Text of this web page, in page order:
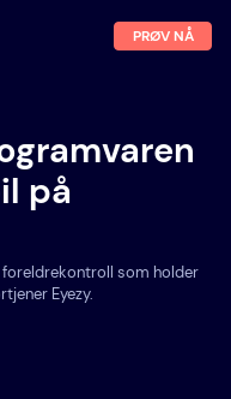
PRØV NÅ
på
som holder
Eyezy.